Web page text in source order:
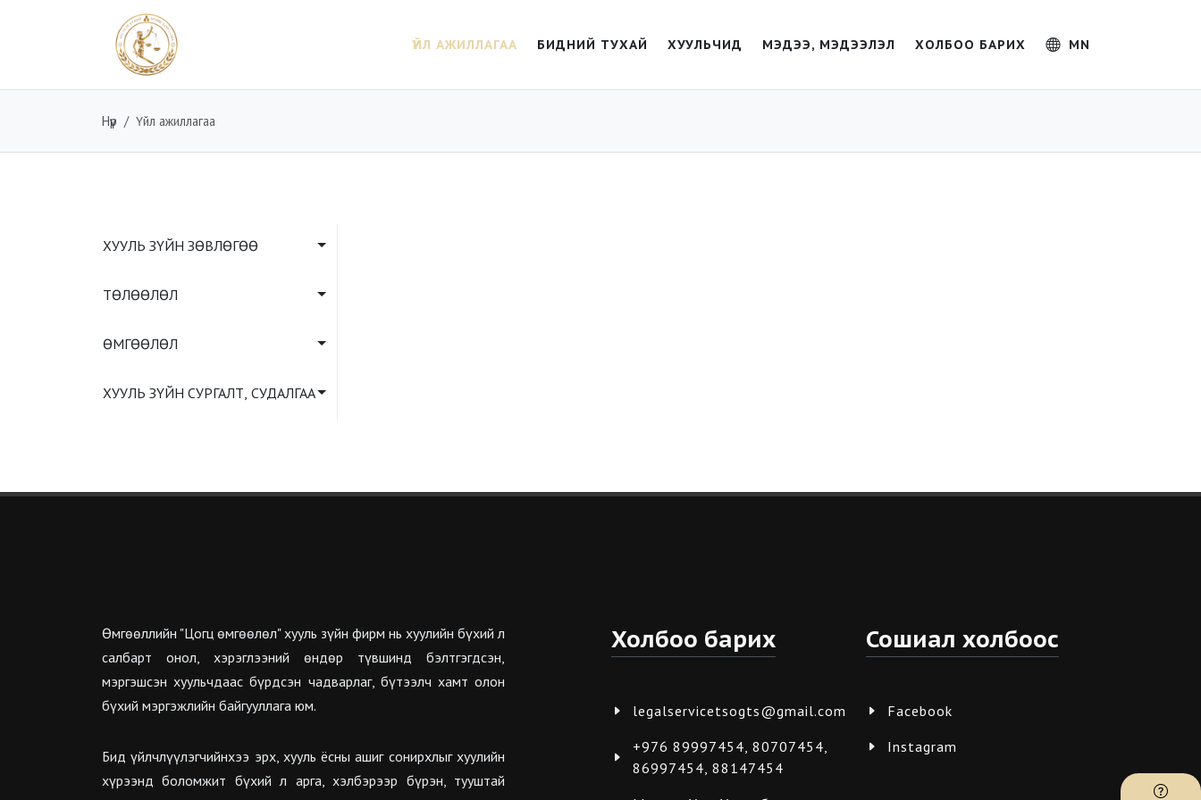
ҮЙЛ АЖИЛЛАГАА БИДНИЙ ТУХАЙ ХУУЛЬЧИД МЭДЭЭ, МЭДЭЭЛЭЛ ХОЛБОО БАРИХ MN
Нүүр Үйл ажиллагаа
ХУУЛЬ ЗҮЙН ЗӨВЛӨГӨӨ
ТӨЛӨӨЛӨЛ
ӨМГӨӨЛӨЛ
ХУУЛЬ ЗҮЙН СУРГАЛТ, СУДАЛГАА
Өмгөөллийн "Цогц өмгөөлөл" хууль зүйн фирм нь хуулийн бүхий л
салбарт онол, хэрэглээний өндөр түвшинд бэлтгэгдсэн,
мэргэшсэн хуульчдаас бүрдсэн чадварлаг, бүтээлч хамт олон
бүхий мэргэжлийн байгууллага юм.
Бид үйлчлүүлэгчийнхээ эрх, хууль ёсны ашиг сонирхлыг хуулийн
хүрээнд боломжит бүхий л арга, хэлбэрээр бүрэн, тууштай
Холбоо барих
legalservicetsogts@gmail.com
+976 89997454, 80707454,
86997454, 88147454
Сошиал холбоос
Facebook
Instagram